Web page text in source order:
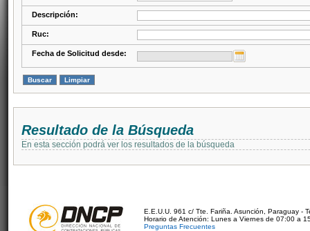
Descripción:
Ruc:
Fecha de Solicitud desde:
Resultado de la Búsqueda
En esta sección podrá ver los resultados de la búsqueda
E.E.U.U. 961 c/ Tte. Fariña. Asunción, Paraguay -
Horario de Atención: Lunes a Viernes de 07:00 a
Preguntas Frecuentes